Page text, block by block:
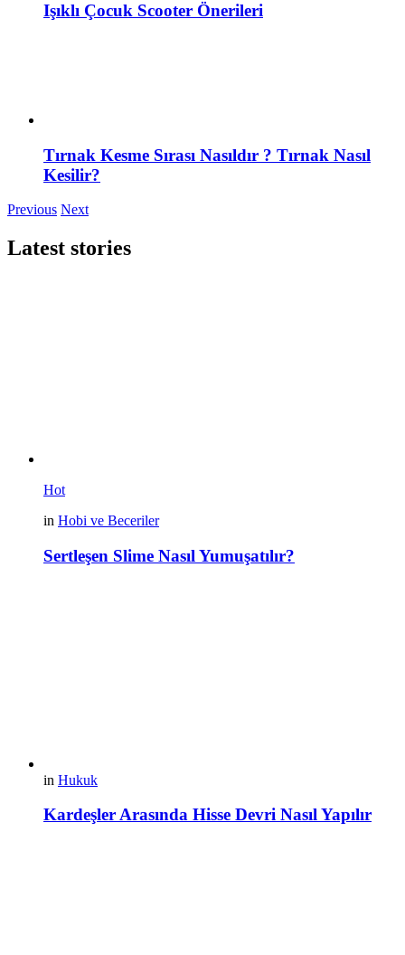
Işıklı Çocuk Scooter Önerileri
Tırnak Kesme Sırası Nasıldır ? Tırnak Nasıl
Kesilir?
Previous Next
Latest stories
Hot
in Hobi ve Beceriler
Sertleşen Slime Nasıl Yumuşatılır?
in Hukuk
Kardeşler Arasında Hisse Devri Nasıl Yapılır